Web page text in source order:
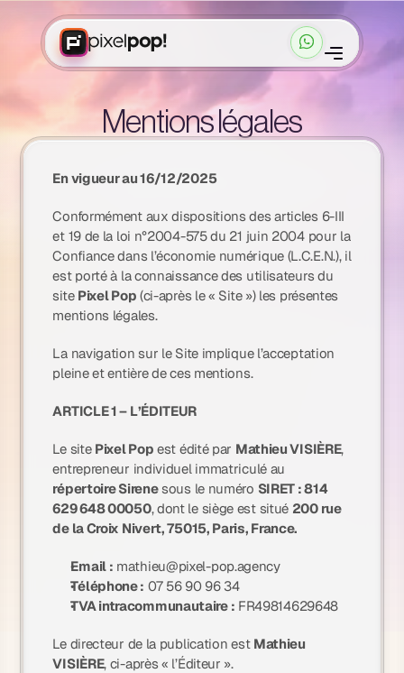
Casclients
Cadrer mon projet
Cadrer mon projet
Mentions légales
En vigueur au 16/12/2025
Conformément aux dispositions des articles 6-III
et 19 de la loi n°2004-575 du 21 juin 2004 pour la
Confiance dans l’économie numérique (L.C.E.N.), il
est porté à la connaissance des utilisateurs du
site Pixel Pop (ci-après le « Site ») les présentes
mentions légales.
La navigation sur le Site implique l’acceptation
pleine et entière de ces mentions.
ARTICLE 1 – L’ÉDITEUR
Le site Pixel Pop est édité par Mathieu VISIÈRE,
entrepreneur individuel immatriculé au
répertoire Sirenesous le numéro SIRET : 814
629 648 00050, dont le siège est situé 200 rue
de la Croix Nivert, 75015, Paris, France.
Email : mathieu@pixel-pop.agency
Téléphone : 07 56 90 96 34
TVA intracommunautaire : FR49814629648
Le directeur de la publication est Mathieu
VISIÈRE, ci-après « l’Éditeur ».